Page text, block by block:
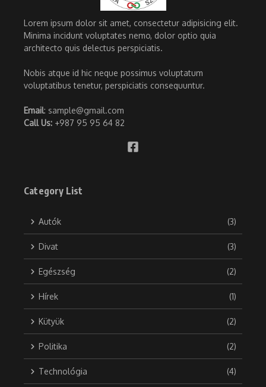
Lorem ipsum dolor sit amet, consectetur adipisicing elit.
Minima incidunt voluptates nemo, dolor optio quia
architecto quis delectus perspiciatis.
Nobis atque id hic neque possimus voluptatum
voluptatibus tenetur, perspiciatis consequuntur.
Email: sample@gmail.com
Call Us: +987 95 95 64 82
Category List
Autók (3)
Divat (3)
Egészség (2)
Hírek (1)
Kütyük (2)
Politika (2)
Technológia (4)